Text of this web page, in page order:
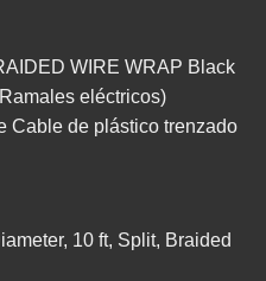
WIRE WRAP Black
eléctricos)
Cable de plástico trenzado
10 ft, Split, Braided